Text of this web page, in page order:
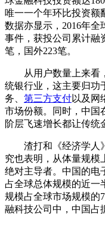
唯一一个年环比投资额
数据亦显示，2016年全
事件，获投公司累计融
笔，国外223笔。
从用户数量上来看，
统银行业，这主要归功
务、 第三方支付以及网
市场份额。同时，中国
阶层飞速增长都让传统
渣打和《经济学人》
究也表明，从体量规模
绝对主导者。中国的电
占全球总体规模的近一
规模占全球市场规模的
融科技公司中，中国占